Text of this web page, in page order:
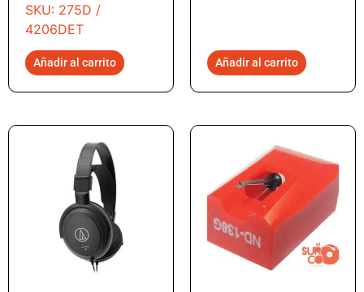
SKU: 275D /
4206DET
Añadir al carrito Añadir al carrito